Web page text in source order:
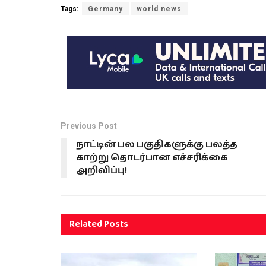
Tags: Germany world news
Previous Post
நாட்டின் பல பகுதிகளுக்கு பலத்த
காற்று தொடர்பான எச்சரிக்கை
அறிவிப்பு!
RelatedPosts